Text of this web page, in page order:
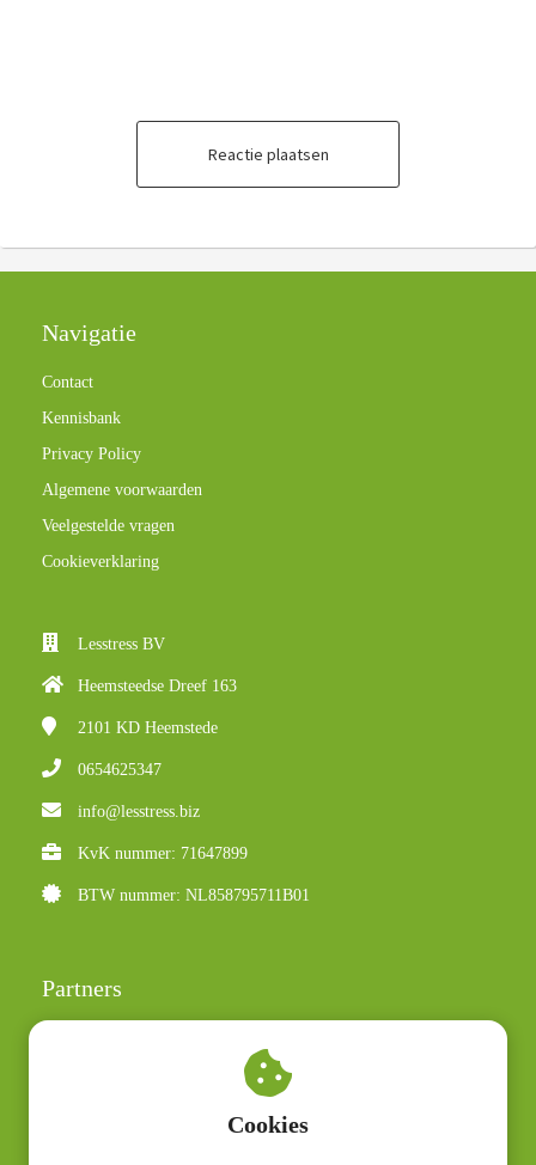
Reactie plaatsen
Navigatie
Contact
Kennisbank
Privacy Policy
Algemene voorwaarden
Veelgestelde vragen
Cookieverklaring
Lesstress BV
Heemsteedse Dreef 163
2101 KD Heemstede
0654625347
info@lesstress.biz
KvK nummer: 71647899
BTW nummer: NL858795711B01
Partners
Cookies